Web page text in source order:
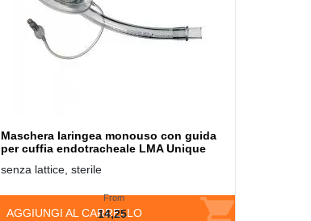
Maschera laringea monouso con guida
per cuffia endotracheale LMA Unique
senza lattice, sterile
AGGIUNGI AL CARRELLO
From
14,25